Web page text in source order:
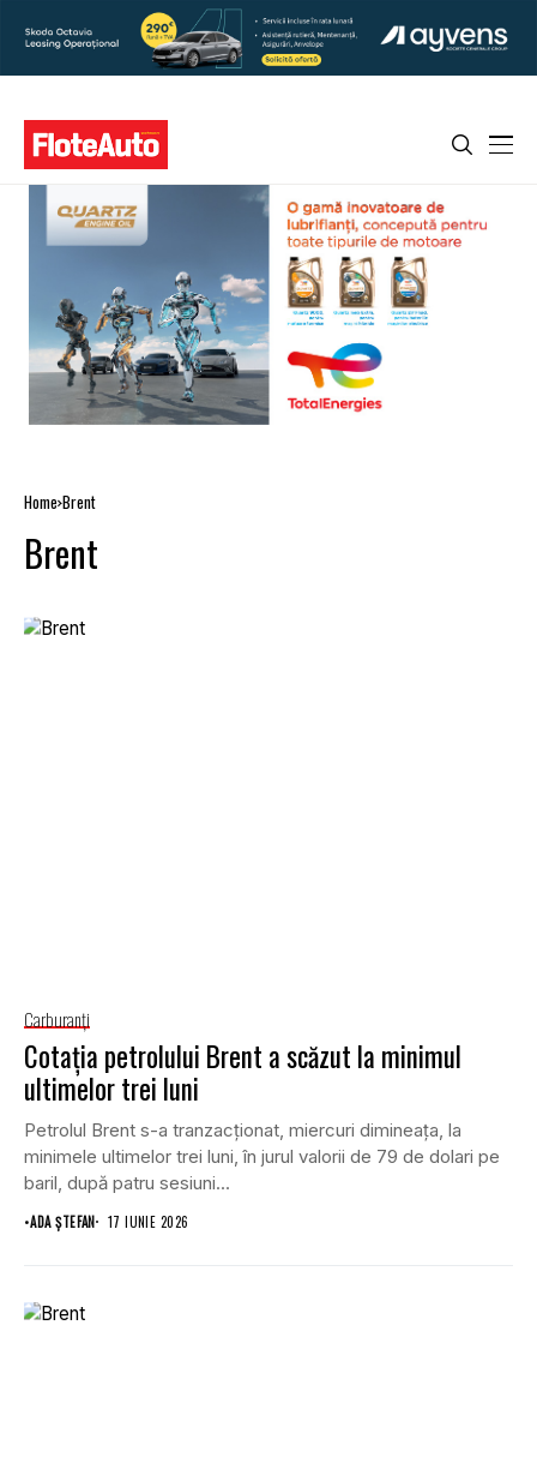
Home Brent
Brent
Carburanţi
Cotația petrolului Brent a scăzut la minimul
ultimelor trei luni
Petrolul Brent s-a tranzacționat, miercuri dimineața, la
minimele ultimelor trei luni, în jurul valorii de 79 de dolari pe
baril, după patru sesiuni...
•ADA ȘTEFAN 17 IUNIE 2026